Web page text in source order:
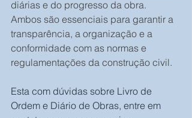
diárias e do progresso da obra.
Ambos são essenciais para garantir a
transparência, a organização e a
conformidade com as normas e
regulamentações da construção civil.
Esta com dúvidas sobre Livro de
Ordem e Diário de Obras, entre em